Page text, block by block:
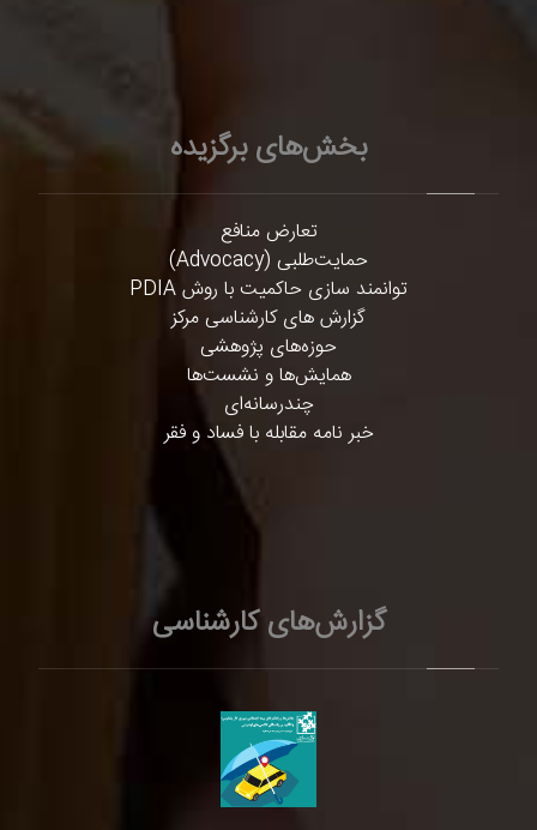
بخش‌های برگزیده
تعارض منافع
حمایت‌طلبی (Advocacy)
توانمند سازی حاکمیت با روش PDIA
گزارش های کارشناسی مرکز
حوزه‌های پژوهشی
همایش‌ها و نشست‌ها
چندرسانه‌ای
خبر نامه مقابله با فساد و فقر
گزارش‌های کارشناسی